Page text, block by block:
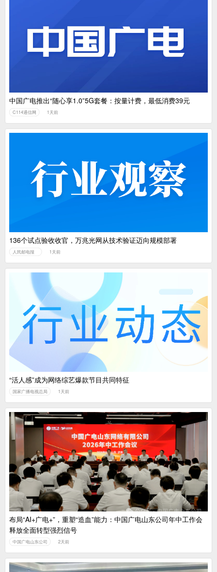
中国广电推出“随心享1.0”5G套餐：按量计费，最低消费39元
C114通信网 1天前
136个试点验收收官，万兆光网从技术验证迈向规模部署
人民邮电报 1天前
“活人感”成为网络综艺爆款节目共同特征
国家广播电视总局 1天前
布局“AI+广电+”，重塑“造血”能力：中国广电山东公司年中工作会
释放全面转型强烈信号
中国广电山东公司 2天前